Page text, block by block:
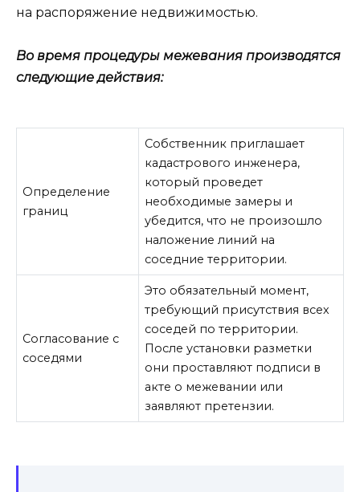
на распоряжение недвижимостью.
Во время процедуры межевания производятся
следующие действия:
Определение
границ
Собственник приглашает
кадастрового инженера,
который проведет
необходимые замеры и
убедится, что не произошло
наложение линий на
соседние территории.
Согласование с
соседями
Это обязательный момент,
требующий присутствия всех
соседей по территории.
После установки разметки
они проставляют подписи в
акте о межевании или
заявляют претензии.